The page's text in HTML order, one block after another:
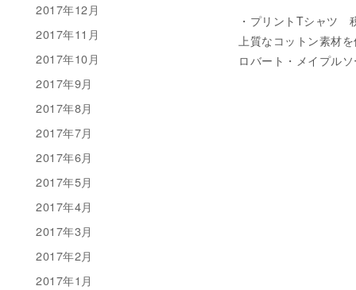
・プリントTシャ
上質なコットン素材
ロバート・メイプル
2017年12月
2017年11月
2017年10月
2017年9月
2017年8月
2017年7月
2017年6月
2017年5月
2017年4月
2017年3月
2017年2月
2017年1月